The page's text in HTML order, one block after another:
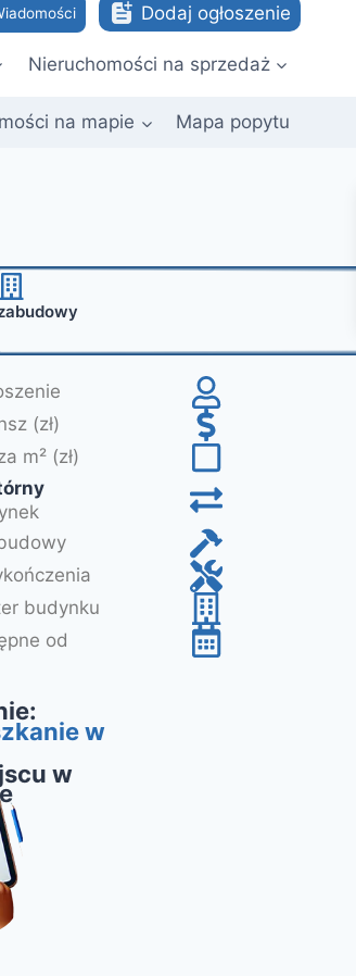
Dodaj ogłoszenie
Nieruchomości na sprzedaż
na mapie Mapa popytu
(zł)
m² (zł)
budynku
od
w
w